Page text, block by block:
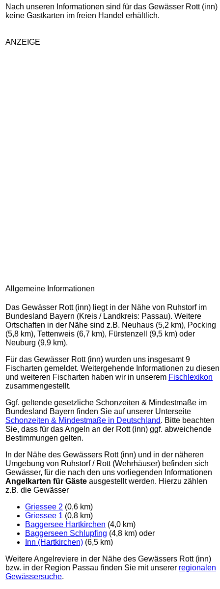
Nach unseren Informationen sind für das Gewässer Rott (inn)
keine Gastkarten im freien Handel erhältlich.
ANZEIGE
Allgemeine Informationen
Das Gewässer Rott (inn) liegt in der Nähe von Ruhstorf im
Bundesland Bayern (Kreis / Landkreis: Passau). Weitere
Ortschaften in der Nähe sind z.B. Neuhaus (5,2 km), Pocking
(5,8 km), Tettenweis (6,7 km), Fürstenzell (9,5 km) oder
Neuburg (9,9 km).
Für das Gewässer Rott (inn) wurden uns insgesamt 9
Fischarten gemeldet. Weitergehende Informationen zu diesen
und weiteren Fischarten haben wir in unserem Fischlexikon
zusammengestellt.
Ggf. geltende gesetzliche Schonzeiten & Mindestmaße im
Bundesland Bayern finden Sie auf unserer Unterseite
Schonzeiten & Mindestmaße in Deutschland. Bitte beachten
Sie, dass für das Angeln an der Rott (inn) ggf. abweichende
Bestimmungen gelten.
In der Nähe des Gewässers Rott (inn) und in der näheren
Umgebung von Ruhstorf / Rott (Wehrhäuser) befinden sich
Gewässer, für die nach den uns vorliegenden Informationen
Angelkarten für Gäste ausgestellt werden. Hierzu zählen
z.B. die Gewässer
Griessee 2 (0,6 km)
Griessee 1 (0,8 km)
Baggersee Hartkirchen (4,0 km)
Baggerseen Schlupfing (4,8 km) oder
Inn (Hartkirchen) (6,5 km)
Weitere Angelreviere in der Nähe des Gewässers Rott (inn)
bzw. in der Region Passau finden Sie mit unserer regionalen
Gewässersuche.